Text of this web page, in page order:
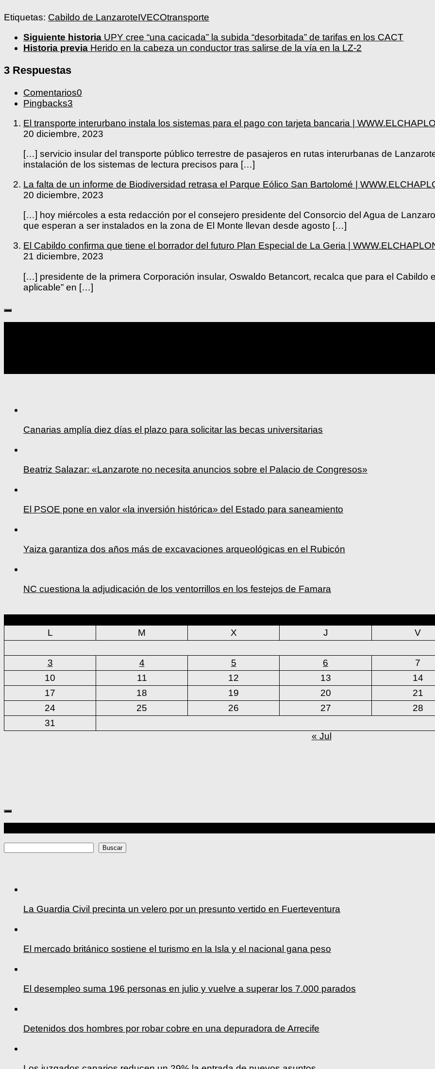
Etiquetas: Cabildo de LanzaroteIVECOtransporte
Siguiente historia UPY cree “una cacicada” la subida “desorbitada” de tarifas en los CACT
Historia previa Herido en la cabeza un conductor tras salirse de la vía en la LZ-2
3 Respuestas
Comentarios0
Pingbacks3
El transporte interurbano instala los sistemas para el pago con tarjeta bancaria |
20 diciembre, 2023
[…] servicio insular del transporte público terrestre de pasajeros en rutas interurbanas de
instalación de los sistemas de lectura precisos para […]
La falta de un informe de Biodiversidad retrasa el Parque Eólico San Bartolomé |
20 diciembre, 2023
[…] hoy miércoles a esta redacción por el consejero presidente del Consorcio del Agua de
que esperan a ser instalados en la zona de El Monte llevan desde agosto […]
El Cabildo confirma que tiene el borrador del futuro Plan Especial de La Geria |
21 diciembre, 2023
[…] presidente de la primera Corporación insular, Oswaldo Betancort, recalca que para el Cabildo
aplicable” en […]
Canarias amplía diez días el plazo para solicitar las becas universitarias
Beatriz Salazar: «Lanzarote no necesita anuncios sobre el Palacio de Congresos»
El PSOE pone en valor «la inversión histórica» del Estado para saneamiento
Yaiza garantiza dos años más de excavaciones arqueológicas en el Rubicón
NC cuestiona la adjudicación de los ventorrillos en los festejos de Famara
L
M X J V
3 4 5 6
7
10
11 12 13
14
17
18 19 20
21
24
25 26 27
28
31
« Jul
Buscar
La Guardia Civil precinta un velero por un presunto vertido en Fuerteventura
El mercado británico sostiene el turismo en la Isla y el nacional gana peso
El desempleo suma 196 personas en julio y vuelve a superar los 7.000 parados
Detenidos dos hombres por robar cobre en una depuradora de Arrecife